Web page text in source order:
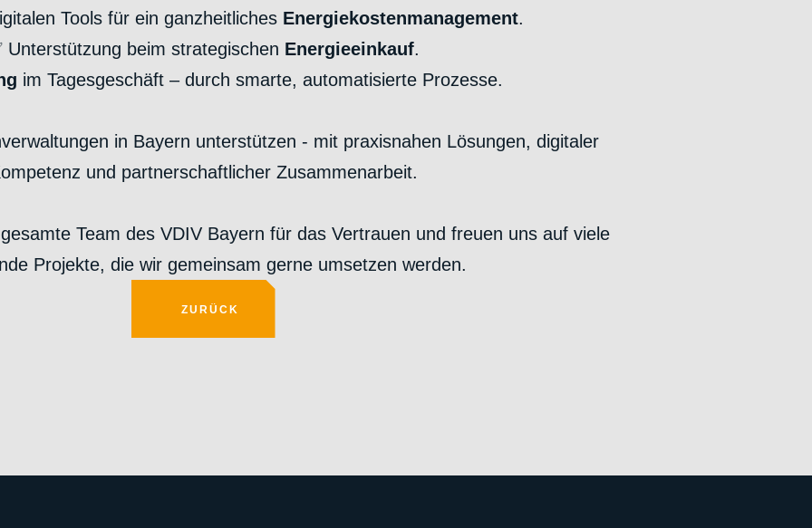
Tools für ein ganzheitliches Energiekostenmanagement.
Unterstützung beim strategischen Energieeinkauf.
im Tagesgeschäft – durch smarte, automatisierte Prozesse.
in Bayern unterstützen - mit praxisnahen Lösungen, digitaler
und partnerschaftlicher Zusammenarbeit.
Team des VDIV Bayern für das Vertrauen und freuen uns auf viele
Projekte, die wir gemeinsam gerne umsetzen werden.
ZURÜCK